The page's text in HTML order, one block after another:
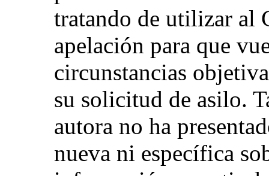
tratando de utilizar al
apelación para que
circunstancias
su solicitud de asilo.
autora no ha
nueva ni específica